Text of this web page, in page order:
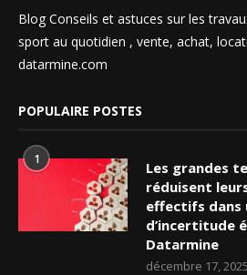
Blog Conseils et astuces sur les
sport au quotidien , vente, achat,
datarmine.com
POPULAIRE POSTES
1
Les grandes
réduisent
effectifs dans
d’incertitude
Datarmine
décembre 17, 2025